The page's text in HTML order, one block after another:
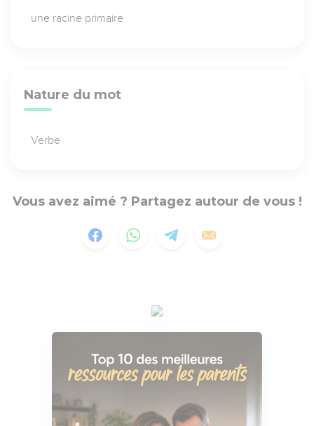
une racine primaire
Nature du mot
Verbe
Vous avez aimé ? Partagez autour de vous !